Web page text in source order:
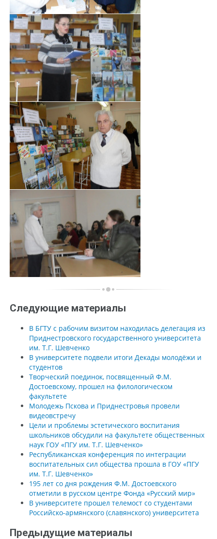
Следующие материалы
В БГТУ с рабочим визитом находилась делегация из
Приднестровского государственного университета
им. Т.Г. Шевченко
В университете подвели итоги Декады молодёжи и
студентов
Творческий поединок, посвященный Ф.М.
Достоевскому, прошел на филологическом
факультете
Молодежь Пскова и Приднестровья провели
видеовстречу
Цели и проблемы эстетического воспитания
школьников обсудили на факультете общественных
наук ГОУ «ПГУ им. Т.Г. Шевченко»
Республиканская конференция по интеграции
воспитательных сил общества прошла в ГОУ «ПГУ
им. Т.Г. Шевченко»
195 лет со дня рождения Ф.М. Достоевского
отметили в русском центре Фонда «Русский мир»
В университете прошел телемост со студентами
Российско-армянского (славянского) университета
Предыдущие материалы